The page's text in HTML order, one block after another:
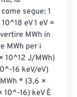
segue: 1
eV 1 eV =
MWh in
MWh per i
10^12 J/MWh)
16 keV/eV)
* (3,6 ×
16) keV È